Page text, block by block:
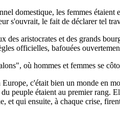
domestique, les femmes
s'ouvrait, le fait de déclarer tel
des aristocrates et des grands
officielles, bafouées
où hommes et femmes se
c'était bien un monde en
du peuple étaient au premier rang.
et qui ensuite, à chaque crise,